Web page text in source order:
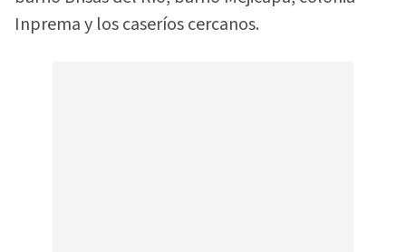
Inprema y los caseríos cercanos.